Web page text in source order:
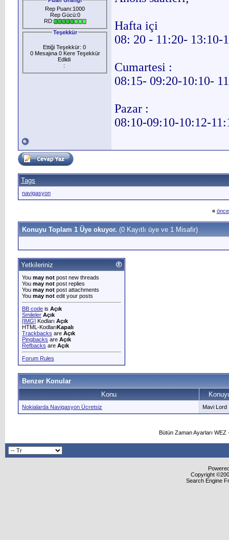
Rep Puanı:1000
Rep Gücü:0
RD:
Teşekkür
Ettiği Teşekkür: 0
0 Mesajına 0 Kere Teşekkür
Edlidi
:
Hafta içi
08: 20 - 11:20- 13:10-
Cumartesi :
08:15- 09:20-10:10-
Pazar :
08:10-09:10-10:12-
Tags
navigasyon
«
Konuyu Toplam 1 Üye okuyor. (0 Kayıtlı üye ve 1 Misafir)
Yetkileriniz
You may not post new threads
You may not post replies
You may not post attachments
You may not edit your posts
BB code is Açık
Smileler Açık
[IMG] Kodları Açık
HTML-KodlarıKapalı
Trackbacks are Açık
Pingbacks are Açık
Refbacks are Açık
Forum Rules
Benzer Konular
Konu
Nokialarda Navigasyon Ücretsiz Mavi Lord
Bütün Zaman Ayarları
Copyright
Search Engine